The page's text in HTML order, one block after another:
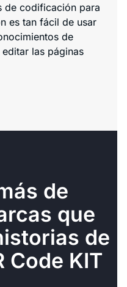
de codificación para
es tan fácil de usar
de
las páginas
de
que
de
Code KIT